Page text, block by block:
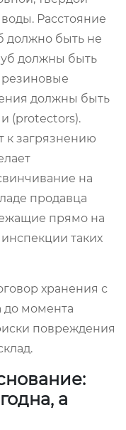
Расстояние
должно быть не
должны быть
должны быть
(protectors).
к загрязнению
на
продавца
прямо на
инспекции таких
хранения с
до момента
повреждения
а